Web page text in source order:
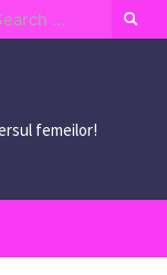
femeilor!